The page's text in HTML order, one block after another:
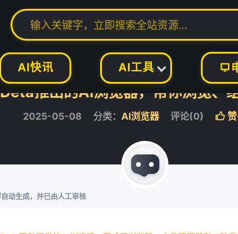
AI快讯 AI工具 
、工具、资讯  AI工具  AI办公工具  AI浏览器  正文
推出的AI浏览器，帮你浏览、
2025-05-08 分类： AI浏览器 评论(0) 
动生成，并已由人工审核